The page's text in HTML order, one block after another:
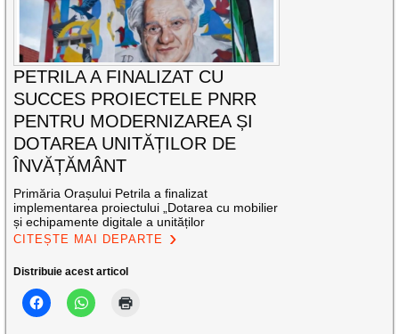
PETRILA A FINALIZAT CU
SUCCES PROIECTELE PNRR
PENTRU MODERNIZAREA ȘI
DOTAREA UNITĂȚILOR DE
ÎNVĂȚĂMÂNT
Primăria Orașului Petrila a finalizat
implementarea proiectului „Dotarea cu mobilier
și echipamente digitale a unităților
CITEȘTE MAI DEPARTE
Distribuie acest articol